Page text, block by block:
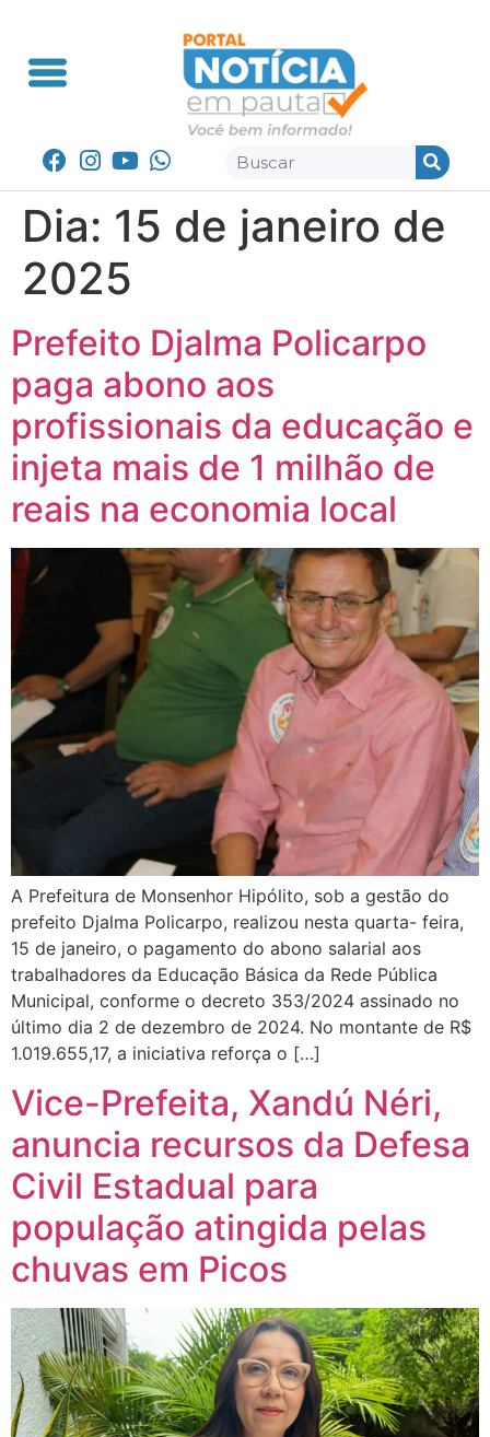
Dia: 15 de janeiro de
2025
Prefeito Djalma Policarpo
paga abono aos
profissionais da educação e
injeta mais de 1 milhão de
reais na economia local
A Prefeitura de Monsenhor Hipólito, sob a gestão do
prefeito Djalma Policarpo, realizou nesta quarta- feira,
15 de janeiro, o pagamento do abono salarial aos
trabalhadores da Educação Básica da Rede Pública
Municipal, conforme o decreto 353/2024 assinado no
último dia 2 de dezembro de 2024. No montante de R$
1.019.655,17, a iniciativa reforça o […]
Vice-Prefeita, Xandú Néri,
anuncia recursos da Defesa
Civil Estadual para
população atingida pelas
chuvas em Picos